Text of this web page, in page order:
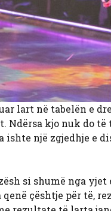
lart në tabelën e
kjo nuk do të
një zgjedhje e
si shumë nga
çështje për të,